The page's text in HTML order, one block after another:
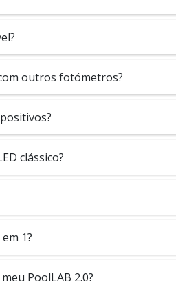
outros fotómetros?
clássico?
1?
PoolLAB 2.0?